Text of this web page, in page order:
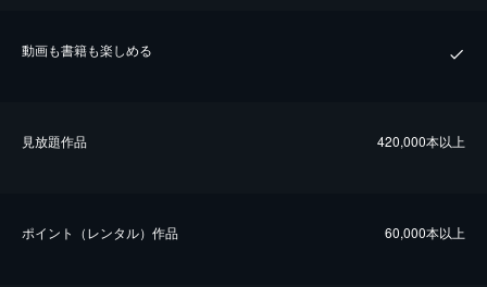
動画も書籍も楽しめる
⾒放題作品 420,000本以上
ポイント（レンタル）作品 60,000本以上